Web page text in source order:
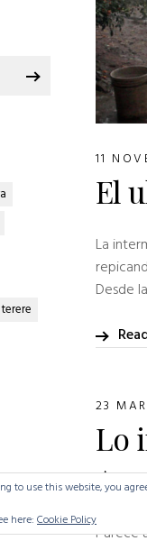
11
El
La
Desde
23
Lo
Parece
terere
to use this website, you
here: Cookie Policy